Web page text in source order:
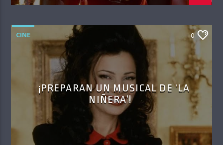
CINE 0
¡PREPARAN UN MUSICAL DE ‘LA
NIÑERA’!